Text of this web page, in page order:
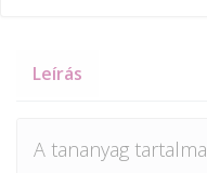
Leírás
A tananyag tartalma